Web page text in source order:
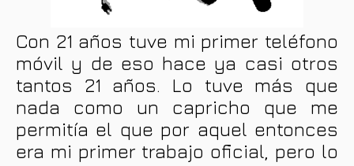
Con 21 años tuve mi primer teléfono
móvil y de eso hace ya casi otros
tantos 21 años. Lo tuve más que
nada como un capricho que me
permitía el que por aquel entonces
era mi primer trabajo oficial, pero lo